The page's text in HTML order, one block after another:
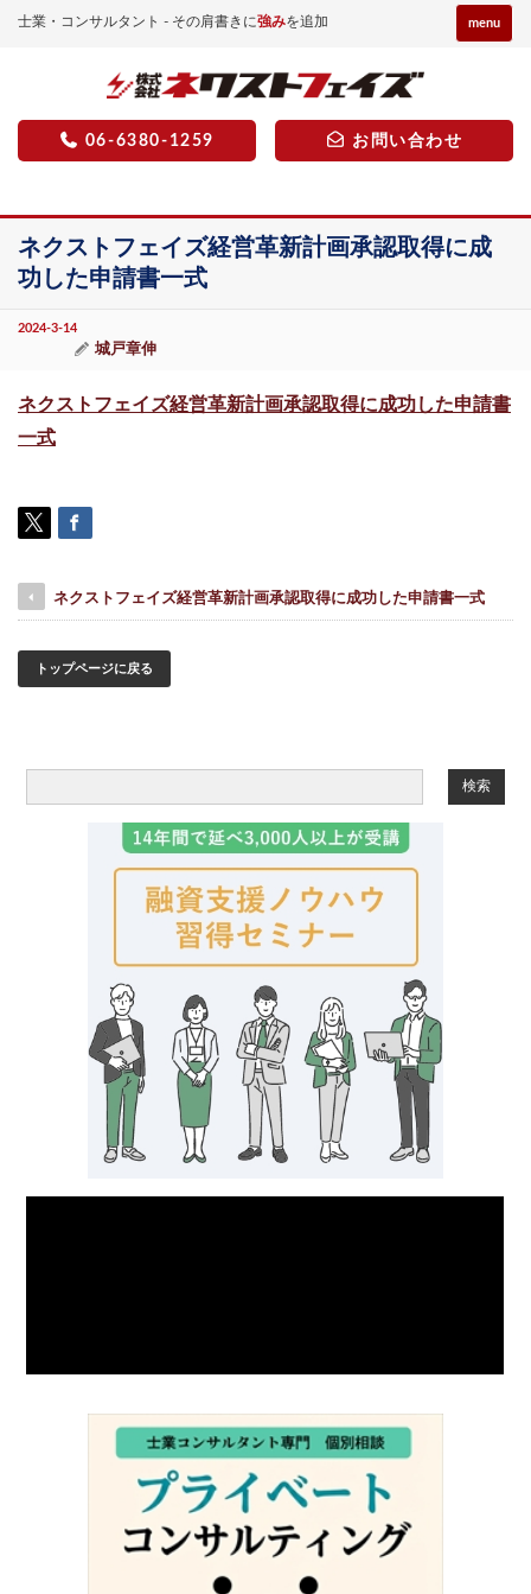
士業・コンサルタント - その肩書きに強みを追加 menu
06-6380-1259 お問い合わせ
ネクストフェイズ経営革新計画承認取得に成
功した申請書一式
2024-3-14
城戸章伸
ネクストフェイズ経営革新計画承認取得に成功した申請書
一式
ネクストフェイズ経営革新計画承認取得に成功した申請書一式
トップページに戻る